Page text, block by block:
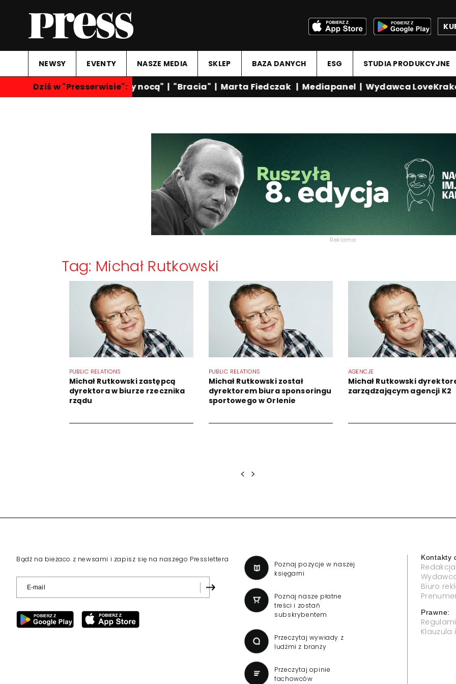
NEWSY EVENTY NASZE MEDIA SKLEP BAZA DANYCH ESG STUDIA PRODUKCYJNE
Dziś w "Presserwisie":
"Rozmowy nocą" "Bracia"| Marta Fiedczak Mediapanel| Wydawca
Reklama
Tag: Michał Rutkowski
PUBLIC RELATIONS
Michał Rutkowski zastępcą
dyrektora w biurze rzecznika
rządu
PUBLIC RELATIONS
Michał Rutkowski został
dyrektorem biura sponsoringu
sportowego w Orlenie
AGENCJE
Michał Rutkowski
zarządzającym agencji K2
< >
Bądź na bieżaco z newsami i zapisz się na naszego Presslettera
Poznaj pozycje w naszej
księgarni
Poznaj nasze płatne
treści i zostań
subskrybentem
Przeczytaj wywiady z
ludźmi z branży
Przeczytaj opinie
fachowców
Kontakty
Redakcja
Biuro
Prawne: